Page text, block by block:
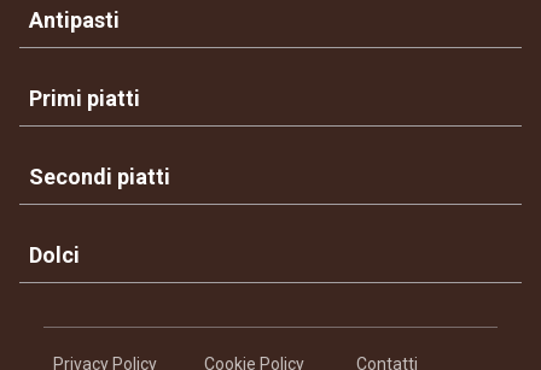
Antipasti
Primi piatti
Secondi piatti
Dolci
Privacy Policy Cookie Policy Contatti